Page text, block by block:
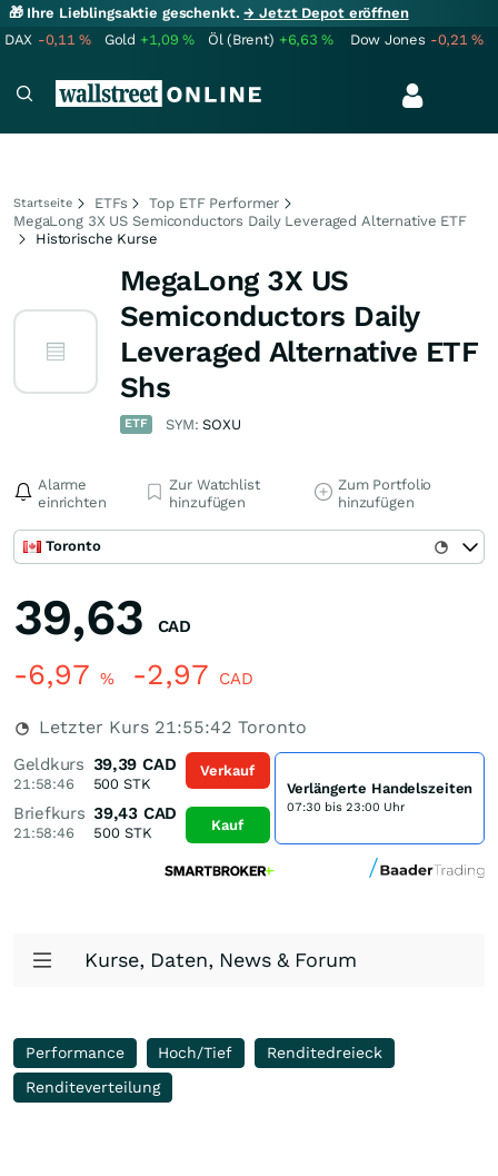
🎁 Ihre Lieblingsaktie geschenkt.→ Jetzt Depot eröffnen
DAX -0,11% Gold +1,09% Öl (Brent) +6,63% Dow Jones -0,21%
Startseite ETFs
Top ETF Performer
MegaLong 3X US Semiconductors Daily Leveraged Alternative ETF
Historische Kurse
MegaLong 3X US
Semiconductors Daily
Leveraged Alternative ETF
Shs
ETF SYM:SOXU
Alarme
einrichten
Zur Watchlist
hinzufügen
Zum Portfolio
hinzufügen
Toronto
39,63 CAD
-6,97 % -2,97 CAD
Letzter Kurs 21:55:42 Toronto
Geldkurs
21:58:46
39,39 CAD
500 STK
Briefkurs
21:58:46
39,43 CAD
500STK
Verkauf
Kauf
Verlängerte Handelszeiten
07:30 bis 23:00 Uhr
Kurse, Daten, News & Forum
Performance Hoch/Tief
Renditedreieck
Renditeverteilung